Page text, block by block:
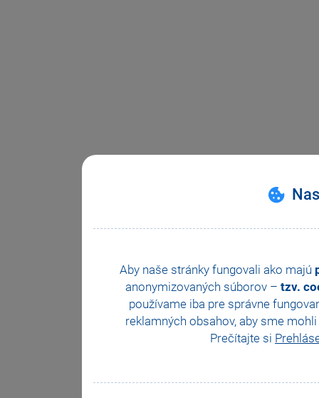
Aby naše stránky fungovali ako majú
anonymizovaných súborov – tzv.
používame iba pre správne
reklamných obsahov, aby sme
Prečítajte si